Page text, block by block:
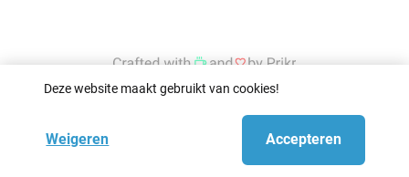
Deze website maakt gebruikt van cookies!
Weigeren Accepteren